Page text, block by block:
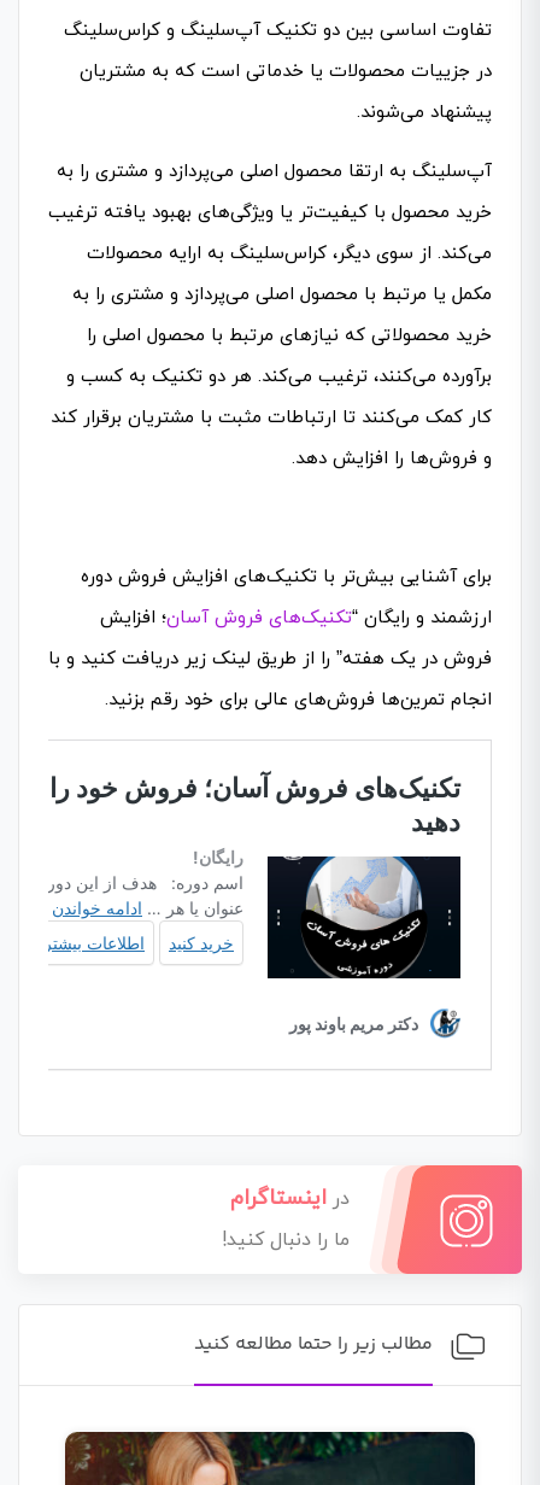
تفاوت اساسی بین دو تکنیک آپ‌سلینگ و کراس‌سلینگ
در جزییات محصولات یا خدماتی است که به مشتریان
پیشنهاد می‌شوند.
آپ‌سلینگ به ارتقا محصول اصلی می‌پردازد و مشتری را به
خرید محصول با کیفیت‌تر یا ویژگی‌های بهبود یافته ترغیب
می‌کند. از سوی دیگر، کراس‌سلینگ به ارایه محصولات
مکمل یا مرتبط با محصول اصلی می‌پردازد و مشتری را به
خرید محصولاتی که نیازهای مرتبط با محصول اصلی را
برآورده می‌کنند، ترغیب می‌کند. هر دو تکنیک به کسب و
کار کمک می‌کنند تا ارتباطات مثبت با مشتریان برقرار کند
و فروش‌ها را افزایش دهد.
برای آشنایی بیش‌تر با تکنیک‌های افزایش فروش دوره
ارزشمند و رایگان “تکنیک‌های فروش آسان؛ افزایش
فروش در یک هفته” را از طریق لینک زیر دریافت کنید و با
انجام تمرین‌ها فروش‌های عالی برای خود رقم بزنید.
در اینستاگرام
ما را دنبال کنید!
مطالب زیر را حتما مطالعه کنید